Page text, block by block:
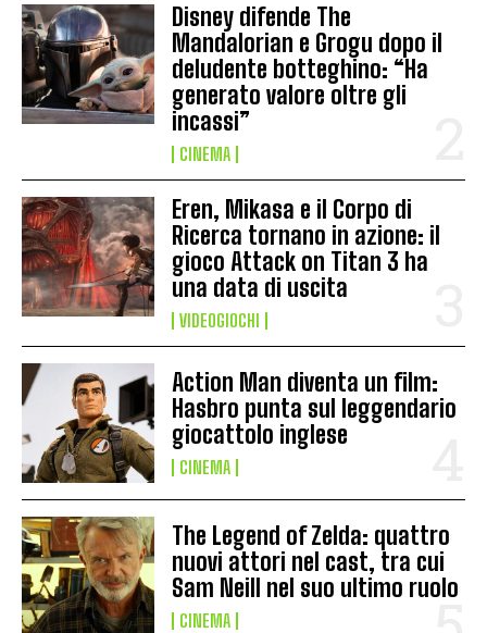
Disney difende The
Mandalorian e Grogu dopo il
deludente botteghino: “Ha
generato valore oltre gli
incassi”
CINEMA
Eren, Mikasa e il Corpo di
Ricerca tornano in azione: il
gioco Attack on Titan 3 ha
una data di uscita
VIDEOGIOCHI
Action Man diventa un film:
Hasbro punta sul leggendario
giocattolo inglese
CINEMA
The Legend of Zelda: quattro
nuovi attori nel cast, tra cui
Sam Neill nel suo ultimo ruolo
CINEMA